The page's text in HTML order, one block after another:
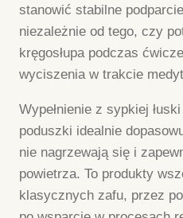
stanowić stabilne
niezależnie od tego, czy
kręgosłupa podczas
wyciszenia w trakcie
Wypełnienie z sypkiej
poduszki idealnie
nie nagrzewają się i
powietrza. To produkty
klasycznych zafu, przez